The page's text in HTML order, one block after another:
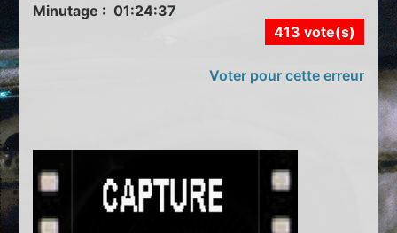
Minutage : 01:24:37
413 vote(s)
Voter pour cette erreur